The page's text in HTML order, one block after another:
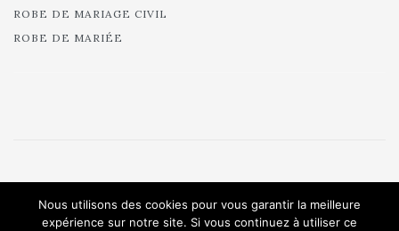
ROBE DE MARIAGE CIVIL
ROBE DE MARIÉE
All rights reserved.
Nous utilisons des cookies pour vous garantir la meilleure
expérience sur notre site. Si vous continuez à utiliser ce